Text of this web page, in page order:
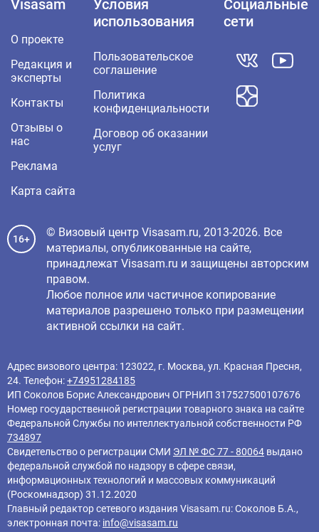
Visasam
О проекте
Редакция и
эксперты
Контакты
Отзывы о
нас
Реклама
Карта сайта
Условия
использования
Пользовательское
соглашение
Политика
конфиденциальности
Договор об оказании
услуг
Социальные
сети
16+
© Визовый центр Visasam.ru, 2013-2026. Все
материалы, опубликованные на сайте,
принадлежат Visasam.ru и защищены авторским
правом.
Любое полное или частичное копирование
материалов разрешено только при размещении
активной ссылки на сайт.
Адрес визового центра: 123022, г. Москва, ул. Красная Пресня,
24. Телефон:+74951284185
ИП Соколов Борис Александрович ОГРНИП 317527500107676
Номер государственной регистрации товарного знака на сайте
Федеральной Службы по интеллектуальной собственности РФ
734897
Свидетельство о регистрации СМИ ЭЛ № ФС 77 - 80064 выдано
федеральной службой по надзору в сфере связи,
информационных технологий и массовых коммуникаций
(Роскомнадзор) 31.12.2020
Главный редактор cетевого издания Visasam.ru: Соколов Б.А.,
электронная почта: info@visasam.ru